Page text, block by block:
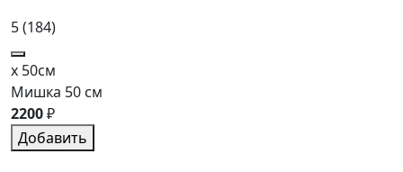
5(184)
x 50см
Мишка 50 см
2200₽
Добавить